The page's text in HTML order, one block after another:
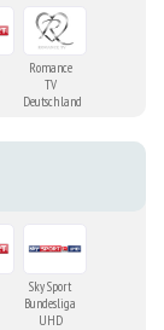
Romance
TV
Deutschland
Sky Sport
Bundesliga
UHD